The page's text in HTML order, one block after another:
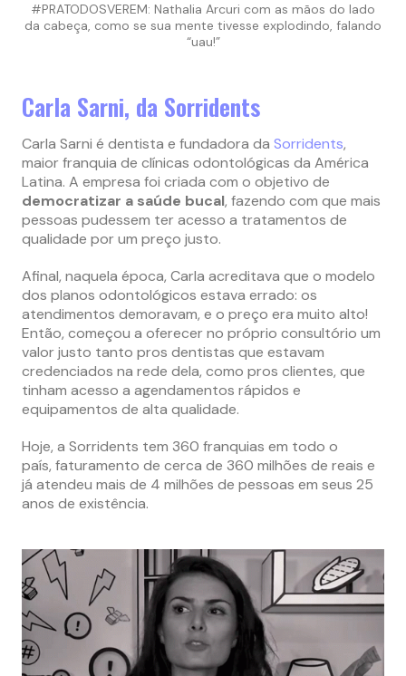
#PRATODOSVEREM: Nathalia Arcuri com as mãos do lado
da cabeça, como se sua mente tivesse explodindo, falando
“uau!”
Carla Sarni, da Sorridents
Carla Sarni é dentista e fundadora da Sorridents,
maior franquia de clínicas odontológicas da América
Latina. A empresa foi criada com o objetivo de
democratizar a saúde bucal, fazendo com que mais
pessoas pudessem ter acesso a tratamentos de
qualidade por um preço justo.
Afinal, naquela época, Carla acreditava que o modelo
dos planos odontológicos estava errado: os
atendimentos demoravam, e o preço era muito alto!
Então, começou a oferecer no próprio consultório um
valor justo tanto pros dentistas que estavam
credenciados na rede dela, como pros clientes, que
tinham acesso a agendamentos rápidos e
equipamentos de alta qualidade.
Hoje, a Sorridents tem 360 franquias em todo o
país, faturamento de cerca de 360 milhões de reais e
já atendeu mais de 4 milhões de pessoas em seus 25
anos de existência.